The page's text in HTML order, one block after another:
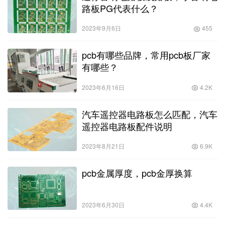
路板PG代表什么？
2023年9月6日 455
pcb有哪些品牌，常用pcb板厂家
有哪些？
2023年6月16日 4.2K
汽车遥控器电路板怎么匹配，汽车
遥控器电路板配件说明
2023年8月21日 6.9K
pcb金属厚度，pcb金厚换算
2023年6月30日 4.4K